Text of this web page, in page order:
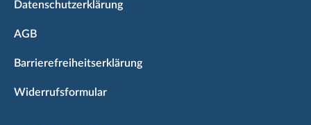
Datenschutzerklärung
AGB
Barrierefreiheitserklärung
Widerrufsformular